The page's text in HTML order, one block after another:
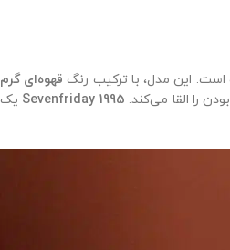
این مدل، با ترکیب رنگ قهوه‌ای گرم
را القا می‌کند. Sevenfriday 1995 یک